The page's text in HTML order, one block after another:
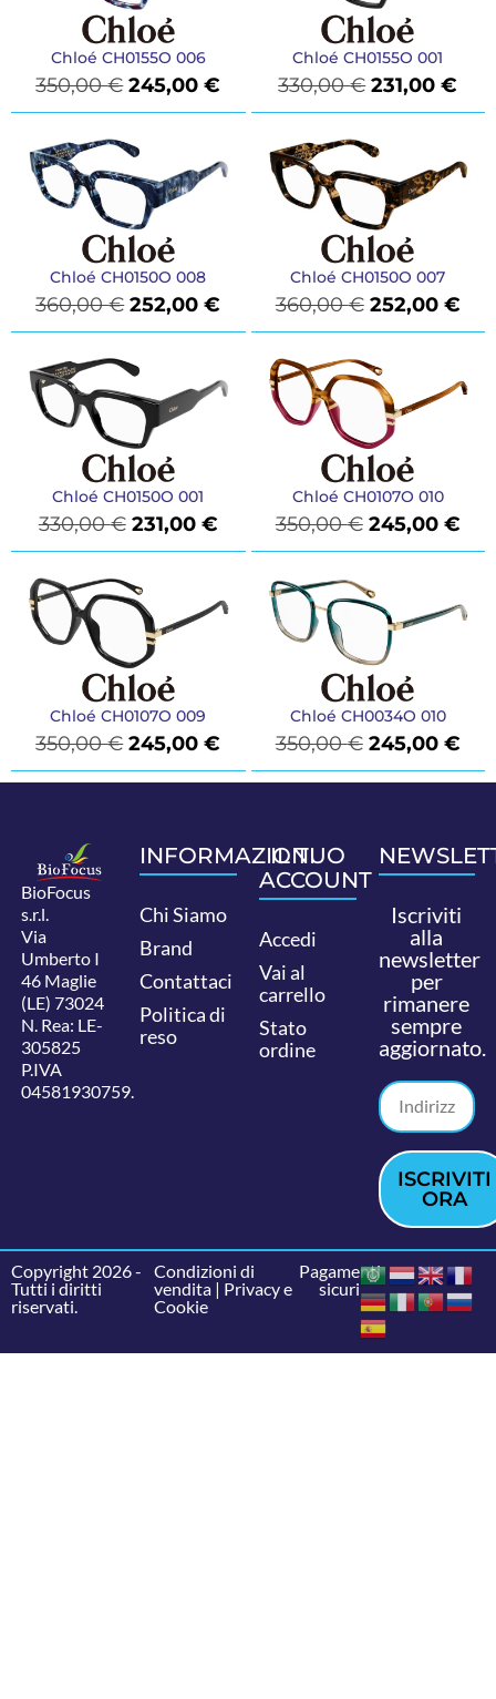
Chloé CH0155O 006
350,00€ 245,00€
Chloé CH0155O 001
330,00€ 231,00€
Chloé CH0150O 008
360,00€ 252,00€
Chloé CH0150O 007
360,00€ 252,00 €
Chloé CH0150O 001
330,00€ 231,00 €
Chloé CH0107O 010
350,00€ 245,00 €
Chloé CH0107O 009
350,00€ 245,00€
Chloé CH0034O 010
350,00€ 245,00 €
BioFocus
s.r.l.
Via
Umberto I
46 Maglie
(LE) 73024
N. Rea: LE-
305825
P.IVA
04581930759.
INFORMAZIONI
Chi Siamo
Brand
Contattaci
Politica di
reso
IL TUO
ACCOUNT
Accedi
Vai al
carrello
Stato
ordine
Iscriviti
alla
newsletter
per
rimanere
sempre
aggiornato.
ISCRIVITI
ORA
Copyright 2026 -
Tutti i diritti
riservati.
Condizioni di
vendita| Privacy e
Cookie
Pagamenti
sicuri